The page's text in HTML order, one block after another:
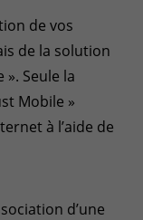
de vos
de la solution
Seule la
Mobile »
à l’aide de
d’une